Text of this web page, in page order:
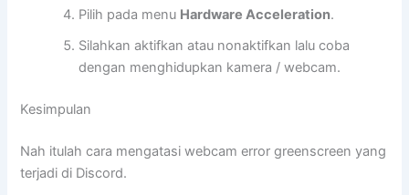
Pilih pada menu Hardware Acceleration.
Silahkan aktifkan atau nonaktifkan lalu coba
dengan menghidupkan kamera / webcam.
Kesimpulan
Nah itulah cara mengatasi webcam error greenscreen yang
terjadi di Discord.